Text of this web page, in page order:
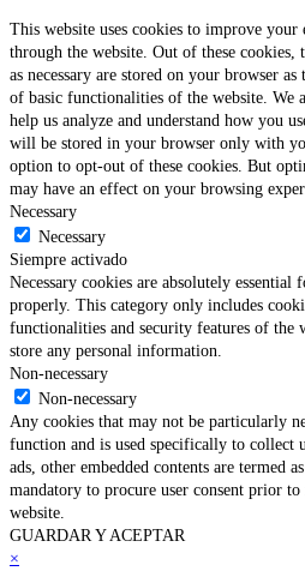
This website uses cookies to improve
through the website. Out of these cookies,
as necessary are stored on your browser
of basic functionalities of the website. We
help us analyze and understand how you
will be stored in your browser only with
option to opt-out of these cookies. But
may have an effect on your browsing
Necessary
Necessary
Siempre activado
Necessary cookies are absolutely
properly. This category only includes
functionalities and security features of the
store any personal information.
Non-necessary
Non-necessary
Any cookies that may not be particularly
function and is used specifically to collect
ads, other embedded contents are termed
mandatory to procure user consent prior
website.
GUARDAR Y ACEPTAR
×